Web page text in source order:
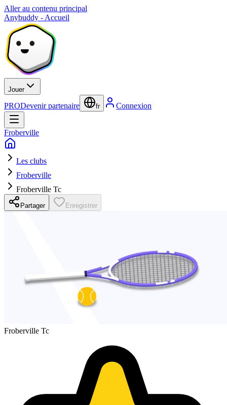
Aller au contenu principal
Anybuddy - Accueil
Jouer
PRODevenir partenaire fr Connexion
Froberville
Les clubs
Froberville
Froberville Tc
Partager Enregistrer
Froberville Tc